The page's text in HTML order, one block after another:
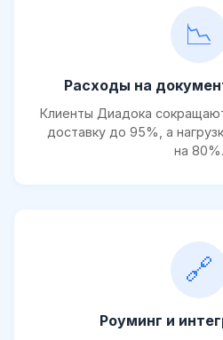
📉
Расходы на
Клиенты Диадока
доставку до 95%, а
на 80%.
🔗
Роуминг и